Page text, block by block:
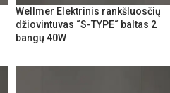
Wellmer Elektrinis rankšluosčių
džiovintuvas “S-TYPE“ baltas 2
bangų 40W